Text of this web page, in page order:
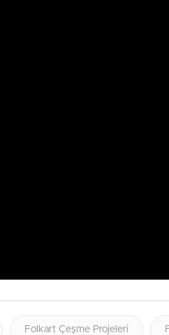
Folkart Çeşme Projeleri